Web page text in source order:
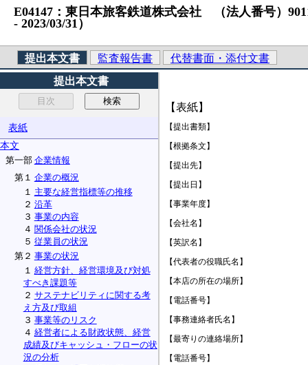
E04147：東日本旅客鉄道株式会社 （法人番号）
‐ 2023/03/31）
提出本文書 監査報告書
代替書面・添付文書
提出本文書